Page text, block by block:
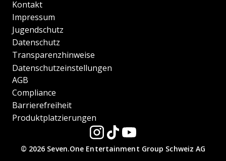
Kontakt
Impressum
Jugendschutz
Datenschutz
Transparenzhinweise
Datenschutzeinstellungen
AGB
Compliance
Barrierefreiheit
Produktplatzierungen
© 2026 Seven.One Entertainment Group Schweiz AG